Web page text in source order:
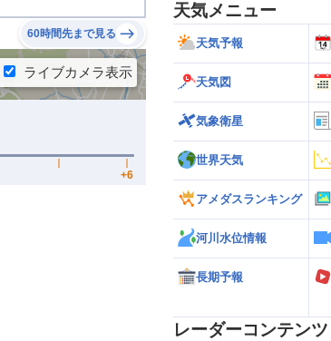
60時間先まで見る
天気メニュー
天気予報
天気図
気象衛星
世界天気
アメダスランキング
河川水位情報
長期予報
レーダーコンテンツ